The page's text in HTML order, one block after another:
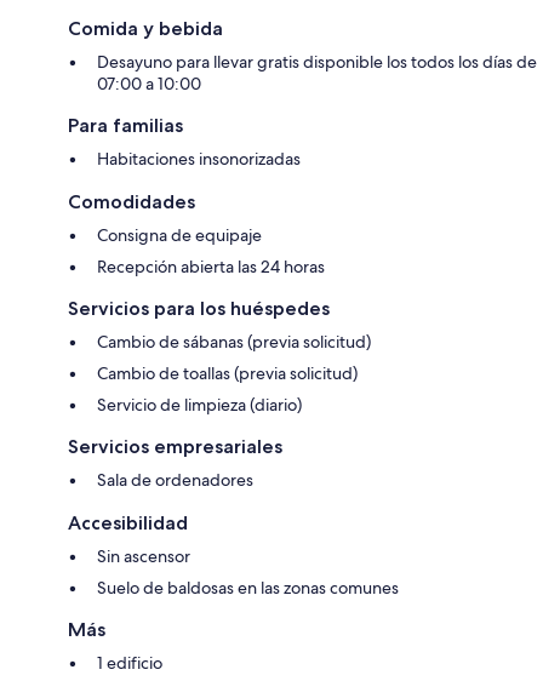
Comida y bebida
Desayuno para llevar gratis disponible los todos los días de
07:00 a 10:00
Para familias
Habitaciones insonorizadas
Comodidades
Consigna de equipaje
Recepción abierta las 24 horas
Servicios para los huéspedes
Cambio de sábanas (previa solicitud)
Cambio de toallas (previa solicitud)
Servicio de limpieza (diario)
Servicios empresariales
Sala de ordenadores
Accesibilidad
Sin ascensor
Suelo de baldosas en las zonas comunes
Más
1 edificio